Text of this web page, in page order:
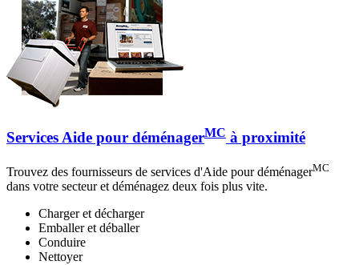
Services Aide pour déménagerMC à proximité
Trouvez des fournisseurs de services d'Aide pour déménagerMC
dans votre secteur et déménagez deux fois plus vite.
Charger et décharger
Emballer et déballer
Conduire
Nettoyer